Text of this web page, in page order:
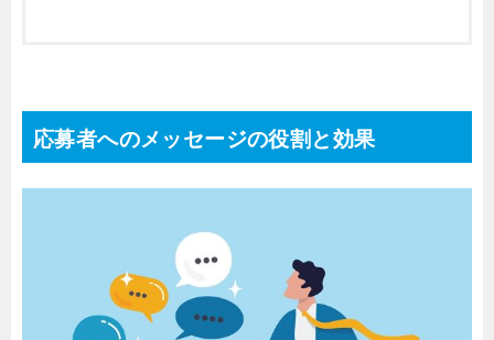
応募者へのメッセージの役割と効果